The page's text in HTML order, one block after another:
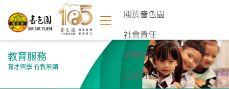
關於嗇色園
社會責任
新聞中心
活動日誌
教育服務
育才興學 有教無類